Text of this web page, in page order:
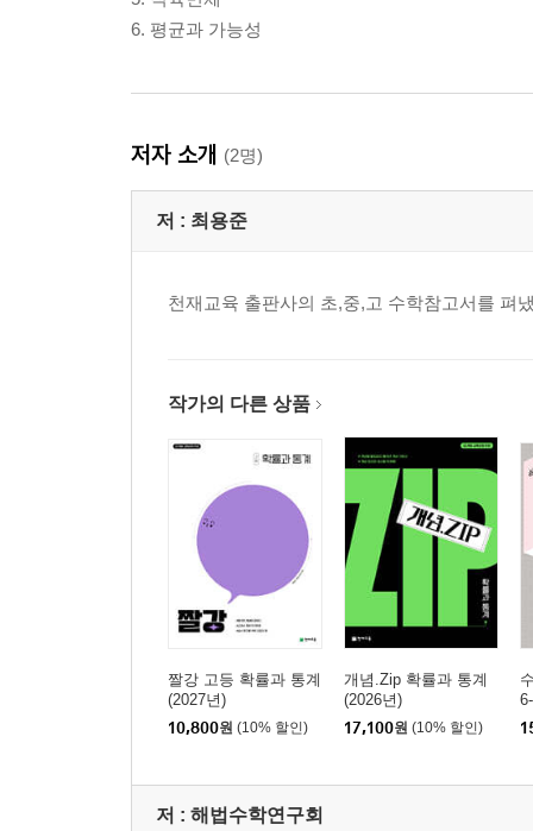
6. 평균과 가능성
저자 소개 (2명)
저 : 최용준
천재교육 출판사의 초,중,고 수학참고서를 펴
작가의 다른 상품
짤강 고등 확률과 통계
(2027년)
10,800원 (10% 할인)
개념.Zip 확률과 통계
(2026년)
17,100원 (10% 할인)
저 : 해법수학연구회